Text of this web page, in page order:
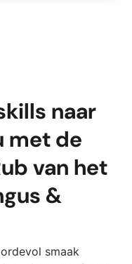
naar
met de
van het
&
smaak